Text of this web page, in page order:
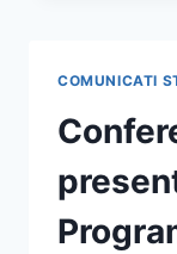
COMUNICATI